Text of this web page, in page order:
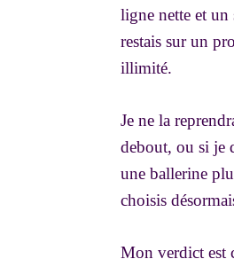
ligne nette et un
restais sur un
illimité.
Je ne la
debout, ou si je
une ballerine
choisis
Mon verdict est